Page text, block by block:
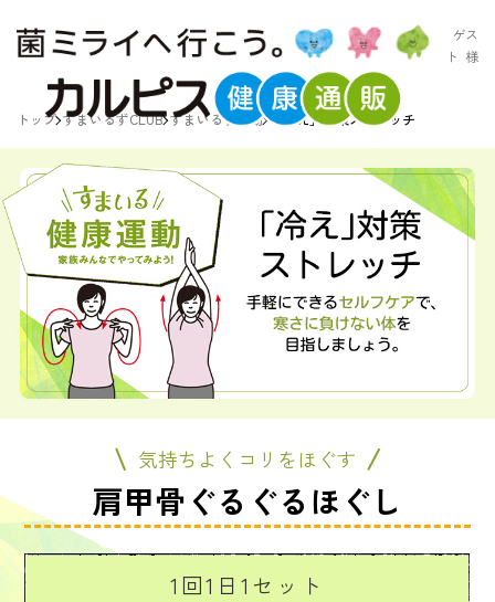
ゲス
ト 様
トップ すまいるずCLUB すまいるず運動 「冷え」対策ストレッチ
気持ちよくコリをほぐす
肩甲骨ぐるぐるほぐし
1回1日1セット